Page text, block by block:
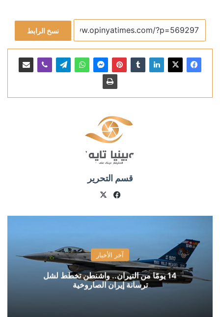
نسخ الرابط
قسم التحرير
فيسبوك
آخر الأخبار
14 يومًا من النيران.. واشنطن تخطط لشل
ترسانة إيران الصاروخية